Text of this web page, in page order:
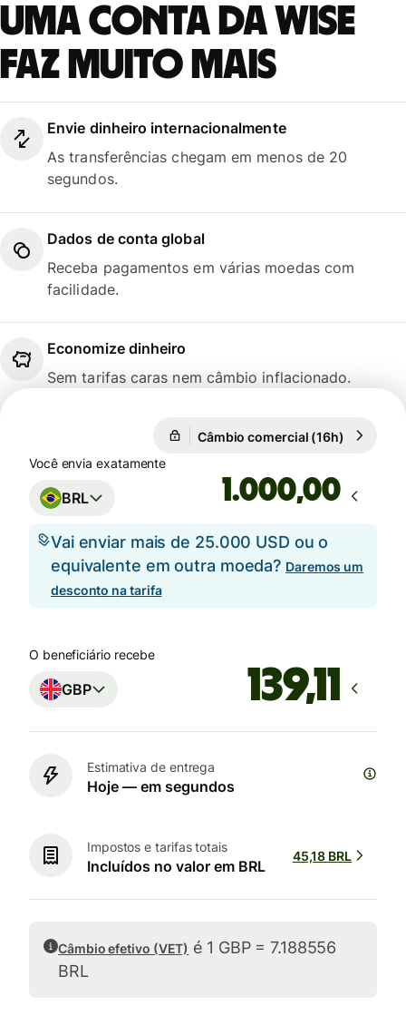
Uma conta da Wise
faz muito mais
Envie dinheiro internacionalmente
As transferências chegam em menos de 20
segundos.
Dados de conta global
Receba pagamentos em várias moedas com
facilidade.
Economize dinheiro
Sem tarifas caras nem câmbio inflacionado.
Câmbio comercial (16h)
Você envia exatamente
BRL ,00
Vai enviar mais de 25.000 USD ou o
equivalente em outra moeda? Daremos um
desconto na tarifa
O beneficiário recebe
GBP
Estimativa de entrega
Hoje — em segundos
Impostos e tarifas totais
Incluídos no valor em BRL
45,18 BRL
Câmbio efetivo (VET) é 1 GBP = 7.188556
BRL